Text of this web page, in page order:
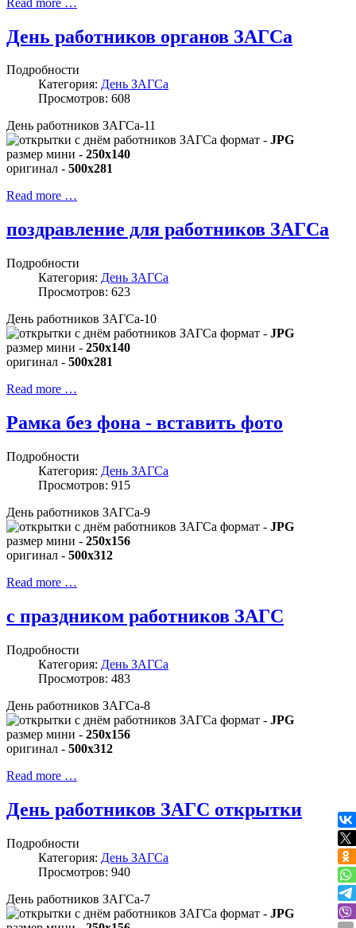
День работников органов ЗАГСа
Подробности
Категория: День ЗАГСа
Просмотров: 608
День работников ЗАГСа-11
формат - JPG
размер мини - 250x140
оригинал - 500x281
Read more …
поздравление для работников ЗАГСа
Подробности
Категория: День ЗАГСа
Просмотров: 623
День работников ЗАГСа-10
формат - JPG
размер мини - 250x140
оригинал - 500x281
Read more …
Рамка без фона - вставить фото
Подробности
Категория: День ЗАГСа
Просмотров: 915
День работников ЗАГСа-9
формат - JPG
размер мини - 250x156
оригинал - 500x312
Read more …
с праздником работников ЗАГС
Подробности
Категория: День ЗАГСа
Просмотров: 483
День работников ЗАГСа-8
формат - JPG
размер мини - 250x156
оригинал - 500x312
Read more …
День работников ЗАГС открытки
Подробности
Категория: День ЗАГСа
Просмотров: 940
День работников ЗАГСа-7
формат - JPG